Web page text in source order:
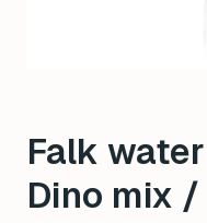
Falk
Dino mix /